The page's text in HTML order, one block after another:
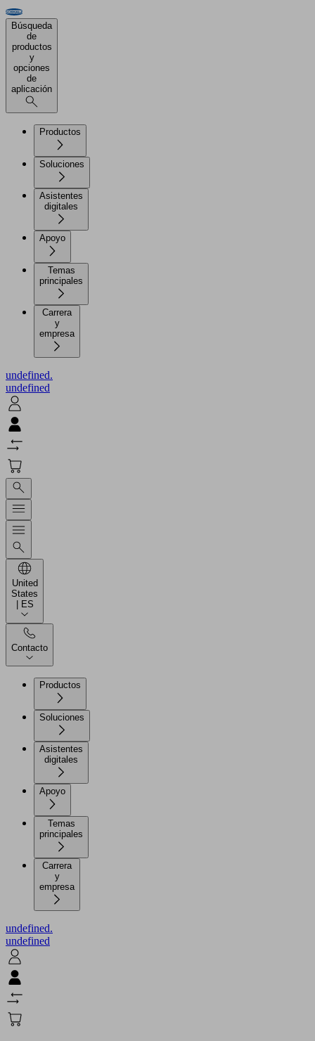
Búsqueda
de
productos
y
opciones
de
aplicación
Productos
Soluciones
Asistentes
Apoyo
Temas
principales
Carrera
y
empresa
undefined.
undefined
United
States
| ES
Contacto
Productos
Soluciones
Asistentes
Apoyo
Temas
principales
Carrera
y
empresa
undefined.
undefined